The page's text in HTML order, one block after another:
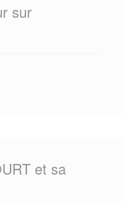
sur
et sa